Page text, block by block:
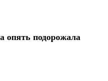
опять подорожала